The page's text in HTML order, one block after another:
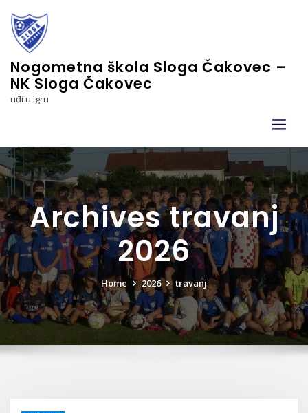
content
Nogometna škola Sloga Čakovec –
NK Sloga Čakovec
uđi u igru
Archives travanj
2026
Home 2026 travanj